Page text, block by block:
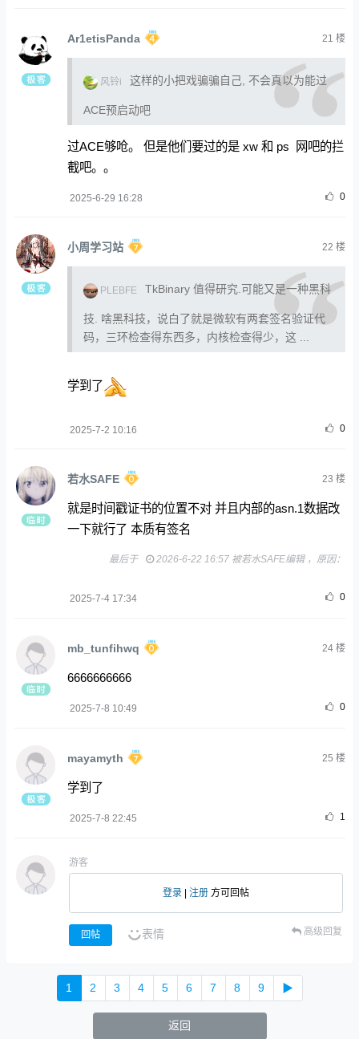
Ar1etisPanda 21 楼
风铃i 这样的小把戏骗骗自己, 不会真以为能过
ACE预启动吧
过ACE够呛。 但是他们要过的是 xw 和 ps 网吧的拦
截吧。。
2025-6-29 16:28 0
小周学习站 22 楼
PLEBFE TkBinary 值得研究.可能又是一种黑科
技. 啥黑科技，说白了就是微软有两套签名验证代
码，三环检查得东西多，内核检查得少，这 ...
学到了
2025-7-2 10:16 0
若水SAFE 23 楼
就是时间戳证书的位置不对 并且内部的asn.1数据改
一下就行了 本质有签名
最后于 2026-6-22 16:57 被若水SAFE编辑 ，原因：
2025-7-4 17:34 0
mb_tunfihwq 24楼
6666666666
2025-7-8 10:49 0
mayamyth 25 楼
学到了
2025-7-8 22:45 1
游客
登录 | 注册 方可回帖
回帖 表情 高级回复
1 2 3 4 5 6 7 8 9 ▶
返回